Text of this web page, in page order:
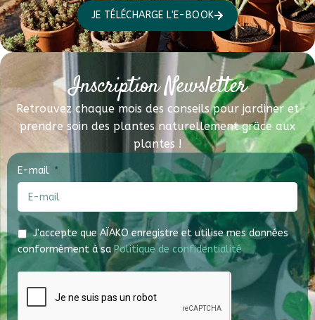
JE TÉLÉCHARGE L'E-BOOK
Inscription Newsletter
Retrouvez chaque mois des conseils pour jardiner et
prendre soin des plantes naturellement grâce aux
plantes !
E-mail
J'accepte que AÏAKO enregistre et utilise mes données
conformément à sa Politique de confidentialité